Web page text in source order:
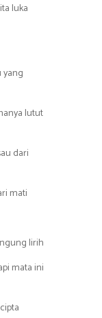
luka
yang
lutut
dari
mati
lirih
mata ini